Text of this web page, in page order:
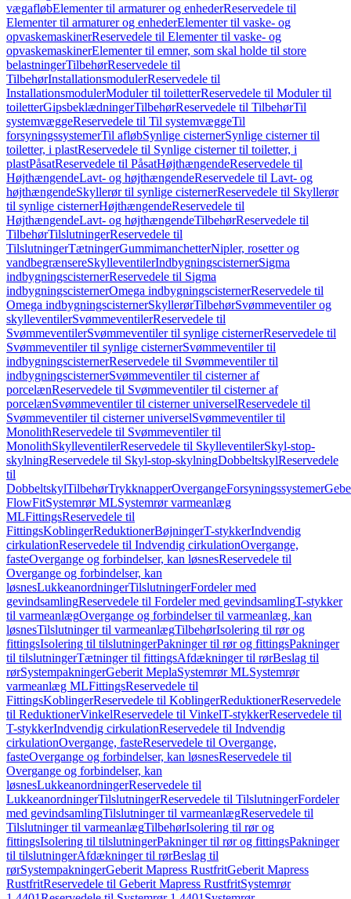
vægafløbElementer til armaturer og enhederReservedele til
Elementer til armaturer og enhederElementer til vaske- og
opvaskemaskinerReservedele til Elementer til vaske- og
opvaskemaskinerElementer til emner, som skal holde til store
belastningerTilbehørReservedele til
TilbehørInstallationsmodulerReservedele til
InstallationsmodulerModuler til toiletterReservedele til Moduler til
toiletterGipsbeklædningerTilbehørReservedele til TilbehørTil
systemvæggeReservedele til Til systemvæggeTil
forsyningssystemerTil afløbSynlige cisternerSynlige cisterner til
toiletter, i plastReservedele til Synlige cisterner til toiletter, i
plastPåsatReservedele til PåsatHøjthængendeReservedele til
HøjthængendeLavt- og højthængendeReservedele til Lavt- og
højthængendeSkyllerør til synlige cisternerReservedele til Skyllerør
til synlige cisternerHøjthængendeReservedele til
HøjthængendeLavt- og højthængendeTilbehørReservedele til
TilbehørTilslutningerReservedele til
TilslutningerTætningerGummimanchetterNipler, rosetter og
vandbegrænsereSkylleventilerIndbygningscisternerSigma
indbygningscisternerReservedele til Sigma
indbygningscisternerOmega indbygningscisternerReservedele til
Omega indbygningscisternerSkyllerørTilbehørSvømmeventiler og
skylleventilerSvømmeventilerReservedele til
SvømmeventilerSvømmeventiler til synlige cisternerReservedele til
Svømmeventiler til synlige cisternerSvømmeventiler til
indbygningscisternerReservedele til Svømmeventiler til
indbygningscisternerSvømmeventiler til cisterner af
porcelænReservedele til Svømmeventiler til cisterner af
porcelænSvømmeventiler til cisterner universelReservedele til
Svømmeventiler til cisterner universelSvømmeventiler til
MonolithReservedele til Svømmeventiler til
MonolithSkylleventilerReservedele til SkylleventilerSkyl-stop-
skylningReservedele til Skyl-stop-skylningDobbeltskylReservedele
til
DobbeltskylTilbehørTrykknapperOvergangeForsyningssystemer
FlowFitSystemrør MLSystemrør varmeanlæg
MLFittingsReservedele til
FittingsKoblingerReduktionerBøjningerT-stykkerIndvendig
cirkulationReservedele til Indvendig cirkulationOvergange,
fasteOvergange og forbindelser, kan løsnesReservedele til
Overgange og forbindelser, kan
løsnesLukkeanordningerTilslutningerFordeler med
gevindsamlingReservedele til Fordeler med gevindsamlingT-stykker
til varmeanlægOvergange og forbindelser til varmeanlæg, kan
løsnesTilslutninger til varmeanlægTilbehørIsolering til rør og
fittingsIsolering til tilslutningerPakninger til rør og fittingsPakninger
til tilslutningerTætninger til fittingsAfdækninger til rørBeslag til
rørSystempakningerGeberit MeplaSystemrør MLSystemrør
varmeanlæg MLFittingsReservedele til
FittingsKoblingerReservedele til KoblingerReduktionerReservedele
til ReduktionerVinkelReservedele til VinkelT-stykkerReservedele til
T-stykkerIndvendig cirkulationReservedele til Indvendig
cirkulationOvergange, fasteReservedele til Overgange,
fasteOvergange og forbindelser, kan løsnesReservedele til
Overgange og forbindelser, kan
løsnesLukkeanordningerReservedele til
LukkeanordningerTilslutningerReservedele til TilslutningerFordeler
med gevindsamlingTilslutninger til varmeanlægReservedele til
Tilslutninger til varmeanlægTilbehørIsolering til rør og
fittingsIsolering til tilslutningerPakninger til rør og fittingsPakninger
til tilslutningerAfdækninger til rørBeslag til
rørSystempakningerGeberit Mapress RustfritGeberit Mapress
RustfritReservedele til Geberit Mapress RustfritSystemrør